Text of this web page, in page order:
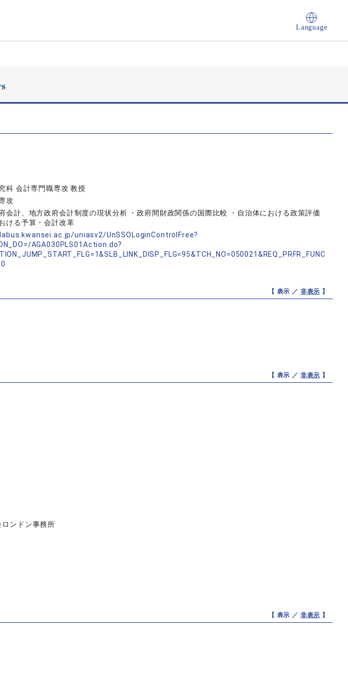
Language
科 会計専門職専攻 教授
攻
会計、地方政府会計制度の現状分析 ・政府間財政関係の国際比較 ・自治体における政策評価
ける予算・会計改革
uniasv2/UnSSOLoginControlFree?
AGA030PLS01Action.do?
【 表示 ／ 非表示 】
【 表示 ／ 非表示 】
ンドン事務所
【 表示 ／ 非表示 】